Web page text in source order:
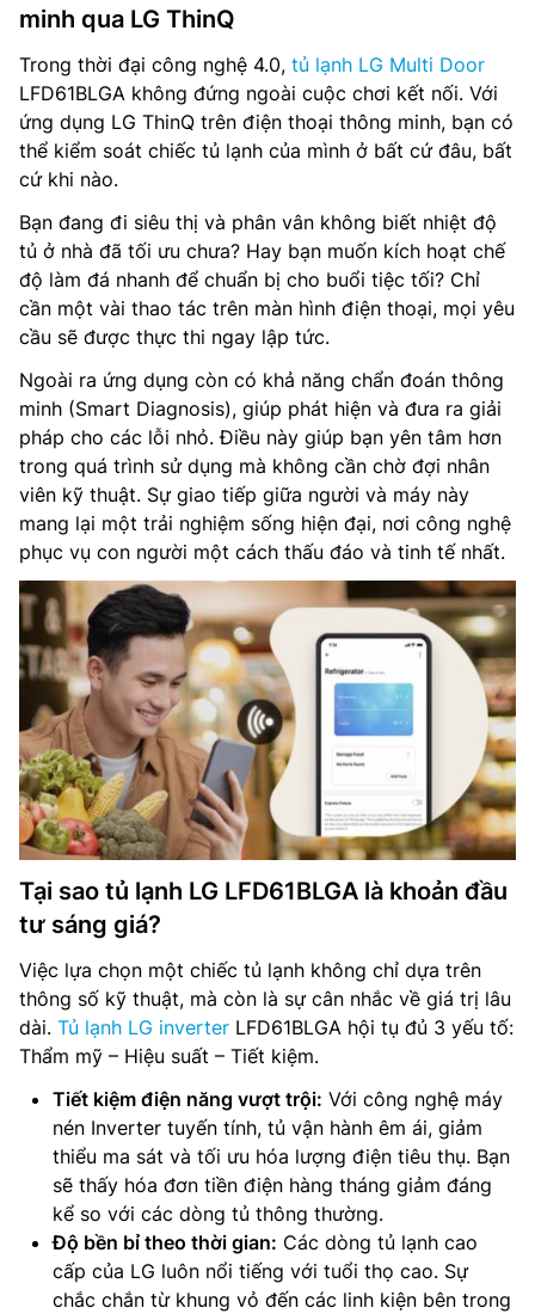
minh qua LG ThinQ
Trong thời đại công nghệ 4.0, tủ lạnh LG Multi Door
LFD61BLGA không đứng ngoài cuộc chơi kết nối. Với
ứng dụng LG ThinQ trên điện thoại thông minh, bạn có
thể kiểm soát chiếc tủ lạnh của mình ở bất cứ đâu, bất
cứ khi nào.
Bạn đang đi siêu thị và phân vân không biết nhiệt độ
tủ ở nhà đã tối ưu chưa? Hay bạn muốn kích hoạt chế
độ làm đá nhanh để chuẩn bị cho buổi tiệc tối? Chỉ
cần một vài thao tác trên màn hình điện thoại, mọi yêu
cầu sẽ được thực thi ngay lập tức.
Ngoài ra ứng dụng còn có khả năng chẩn đoán thông
minh (Smart Diagnosis), giúp phát hiện và đưa ra giải
pháp cho các lỗi nhỏ. Điều này giúp bạn yên tâm hơn
trong quá trình sử dụng mà không cần chờ đợi nhân
viên kỹ thuật. Sự giao tiếp giữa người và máy này
mang lại một trải nghiệm sống hiện đại, nơi công nghệ
phục vụ con người một cách thấu đáo và tinh tế nhất.
Tại sao tủ lạnh LG LFD61BLGA là khoản đầu
tư sáng giá?
Việc lựa chọn một chiếc tủ lạnh không chỉ dựa trên
thông số kỹ thuật, mà còn là sự cân nhắc về giá trị lâu
dài. Tủ lạnh LG inverter LFD61BLGA hội tụ đủ 3 yếu tố:
Thẩm mỹ – Hiệu suất – Tiết kiệm.
Tiết kiệm điện năng vượt trội: Với công nghệ máy
nén Inverter tuyến tính, tủ vận hành êm ái, giảm
thiểu ma sát và tối ưu hóa lượng điện tiêu thụ. Bạn
sẽ thấy hóa đơn tiền điện hàng tháng giảm đáng
kể so với các dòng tủ thông thường.
Độ bền bỉ theo thời gian: Các dòng tủ lạnh cao
cấp của LG luôn nổi tiếng với tuổi thọ cao. Sự
chắc chắn từ khung vỏ đến các linh kiện bên trong